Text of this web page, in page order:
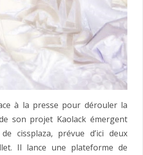
à la presse pour dérouler la
son projet Kaolack émergent
cissplaza, prévue d’ici deux
Il lance une plateforme de